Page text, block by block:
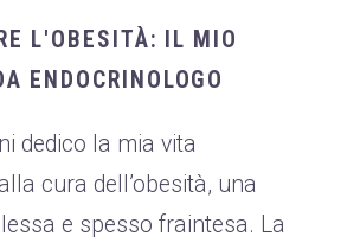
L'OBESITÀ: IL MIO
ENDOCRINOLOGO
dedico la mia vita
cura dell’obesità, una
e spesso fraintesa. La